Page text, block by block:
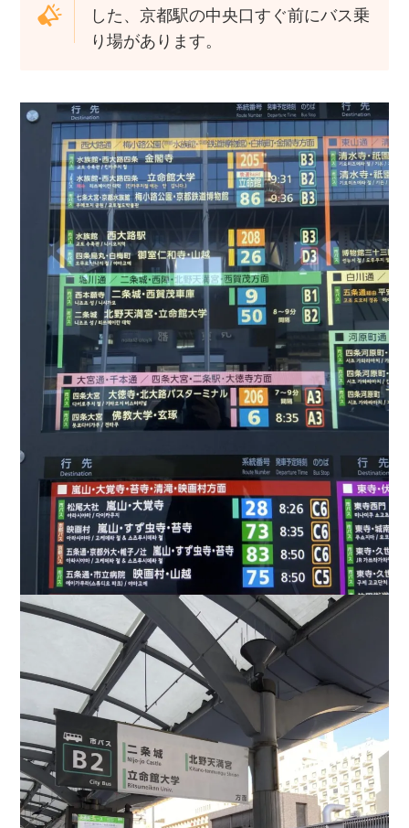
した、京都駅の中央口すぐ前にバス乗
り場があります。